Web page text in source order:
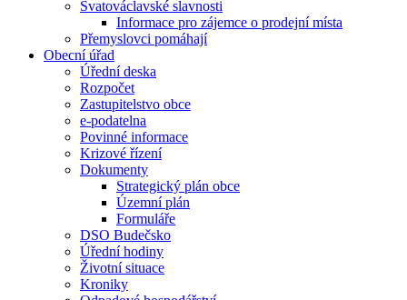
Svatováclavské slavnosti
Informace pro zájemce o prodejní místa
Přemyslovci pomáhají
Obecní úřad
Úřední deska
Rozpočet
Zastupitelstvo obce
e-podatelna
Povinné informace
Krizové řízení
Dokumenty
Strategický plán obce
Územní plán
Formuláře
DSO Budečsko
Úřední hodiny
Životní situace
Kroniky